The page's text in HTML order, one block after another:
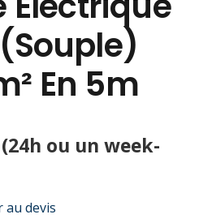
(souple)
En 5m
ou un week-
au devis